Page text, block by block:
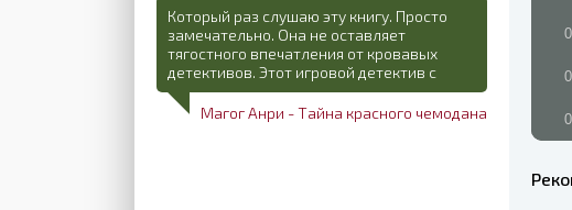
Который раз слушаю эту книгу. Просто
замечательно. Она не оставляет
тягостного впечатления от кровавых
детективов. Этот игровой детектив с
Магог Анри - Тайна красного чемодана